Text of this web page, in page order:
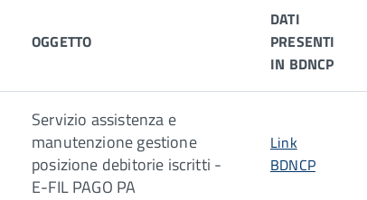
OGGETTO
DATI
PRESENTI
IN BDNCP
Servizio assistenza e
manutenzione gestione
posizione debitorie iscritti -
E-FIL PAGO PA
Link
BDNCP